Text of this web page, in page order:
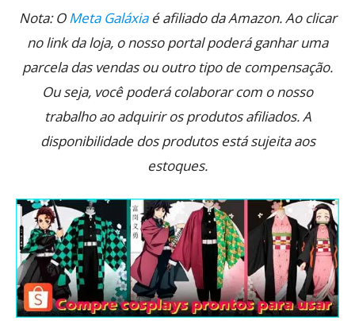
Nota: OMeta Galáxiaé afiliado da Amazon. Ao clicar
no link da loja, o nosso portal poderá ganhar uma
parcela das vendas ou outro tipo de compensação.
Ou seja, você poderá colaborar com o nosso
trabalho ao adquirir os produtos afiliados. A
disponibilidade dos produtos está sujeita aos
estoques.